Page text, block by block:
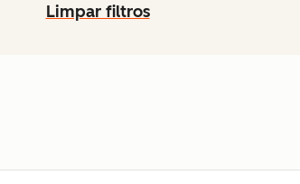
Limpar filtros